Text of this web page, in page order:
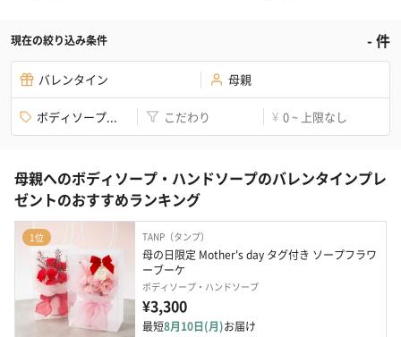
現在の絞り込み条件 -件
バレンタイン 母親
ボディソープ... こだわり ¥ 0 ~ 上限なし
母親へのボディソープ・ハンドソープのバレンタインプレ
ゼントのおすすめランキング
1位 TANP（タンプ）
母の日限定 Mother's day タグ付き ソープフラワ
ーブーケ
ボディソープ・ハンドソープ
¥3,300
最短8月10日(月)お届け